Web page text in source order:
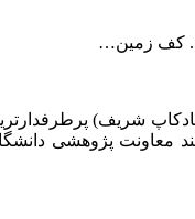
کف زمین…
شریف)
معاونت پژوهشی